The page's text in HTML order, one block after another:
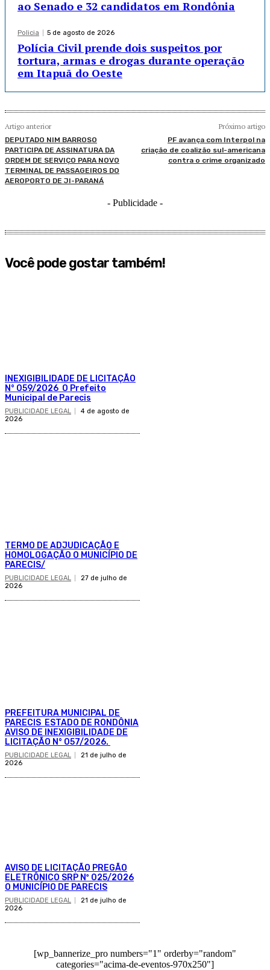
ao Senado e 32 candidatos em Rondônia
Policia 5 de agosto de 2026
Polícia Civil prende dois suspeitos por
tortura, armas e drogas durante operação
em Itapuã do Oeste
Artigo anterior
DEPUTADO NIM BARROSO
PARTICIPA DE ASSINATURA DA
ORDEM DE SERVIÇO PARA NOVO
TERMINAL DE PASSAGEIROS DO
AEROPORTO DE JI-PARANÁ
Próximo artigo
PF avança com Interpol na
criação de coalizão sul-americana
contra o crime organizado
- Publicidade -
Você pode gostar também!
INEXIGIBILIDADE DE LICITAÇÃO
N° 059/2026 O Prefeito
Municipal de Parecis
PUBLICIDADE LEGAL
4 de agosto de
2026
TERMO DE ADJUDICAÇÃO E
HOMOLOGAÇÃO O MUNICÍPIO DE
PARECIS/
PUBLICIDADE LEGAL
27 de julho de
2026
PREFEITURA MUNICIPAL DE
PARECIS ESTADO DE RONDÔNIA
AVISO DE INEXIGIBILIDADE DE
LICITAÇÃO N° 057/2026.
PUBLICIDADE LEGAL
21 de julho de
2026
AVISO DE LICITAÇÃO PREGÃO
ELETRÔNICO SRP Nº 025/2026
O MUNICÍPIO DE PARECIS
PUBLICIDADE LEGAL
21 de julho de
2026
[wp_bannerize_pro numbers="1" orderby="random"
categories="acima-de-eventos-970x250"]